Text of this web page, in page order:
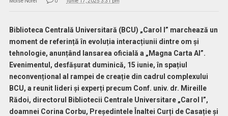
Biblioteca Centrală Universitară (BCU) „Carol I” marchează un
moment de referință în evoluția interacțiunii dintre om și
tehnologie, anunțând lansarea oficială a „Magna Carta AI”.
Evenimentul, desfășurat duminică, 15 iunie, în spațiul
neconvențional al rampei de creație din cadrul complexului
BCU, a reunit lideri și experți precum Conf. univ. dr. Mireille
Rădoi, directorul Bibliotecii Centrale Universitare „Carol I”,
doamnei Corina Corbu, Președintele Înaltei Curți de Casație și